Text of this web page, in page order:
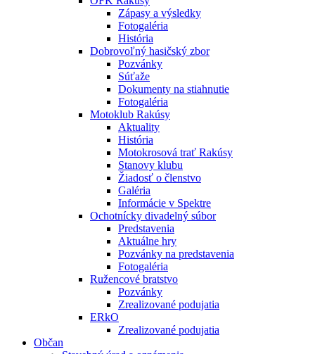
Zápasy a výsledky
Fotogaléria
História
Dobrovoľný hasičský zbor
Pozvánky
Súťaže
Dokumenty na stiahnutie
Fotogaléria
Motoklub Rakúsy
Aktuality
História
Motokrosová trať Rakúsy
Stanovy klubu
Žiadosť o členstvo
Galéria
Informácie v Spektre
Ochotnícky divadelný súbor
Predstavenia
Aktuálne hry
Pozvánky na predstavenia
Fotogaléria
Ružencové bratstvo
Pozvánky
Zrealizované podujatia
ERkO
Zrealizované podujatia
Občan